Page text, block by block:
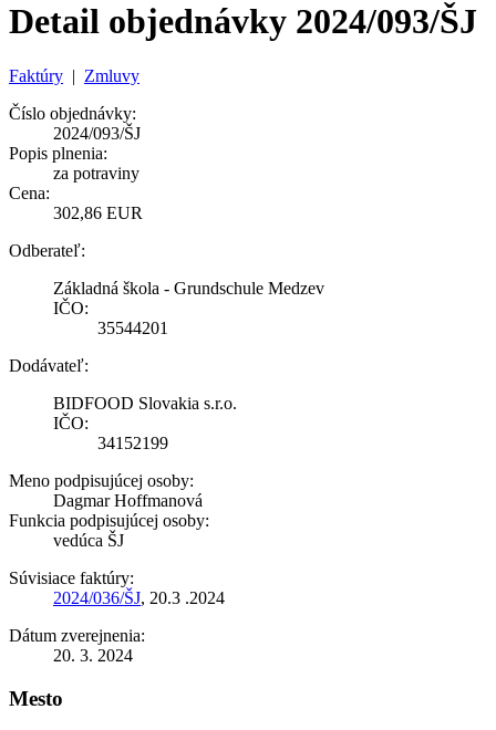
Detail objednávky 2024/093/ŠJ
Faktúry | Zmluvy
Číslo objednávky:
2024/093/ŠJ
Popis plnenia:
za potraviny
Cena:
302,86 EUR
Odberateľ:
Základná škola - Grundschule Medzev
IČO:
35544201
Dodávateľ:
BIDFOOD Slovakia s.r.o.
IČO:
34152199
Meno podpisujúcej osoby:
Dagmar Hoffmanová
Funkcia podpisujúcej osoby:
vedúca ŠJ
Súvisiace faktúry:
2024/036/ŠJ, 20.3 .2024
Dátum zverejnenia:
20. 3. 2024
Mesto